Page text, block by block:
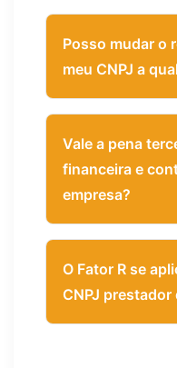
Posso mudar o
meu CNPJ a
Vale a pena
financeira e
empresa?
O Fator R se
CNPJ